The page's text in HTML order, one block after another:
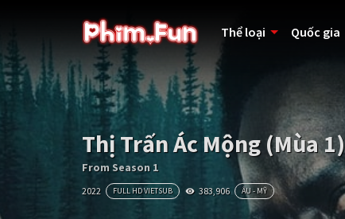
Thể loại Quốc gia
Thị Trấn Ác Mộng (Mùa 1)
From Season 1
2022 FULL HD VIETSUB 383,906 ÂU - MỸ